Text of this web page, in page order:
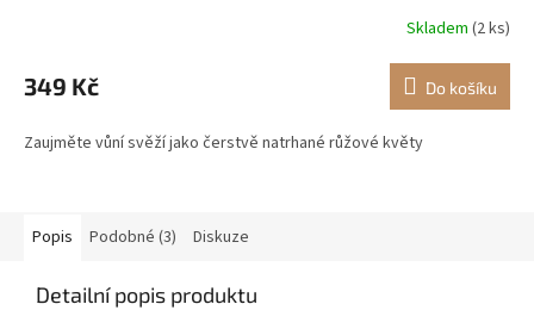
Skladem (2 ks)
349 Kč Do košíku
Zaujměte vůní svěží jako čerstvě natrhané růžové květy
Popis Podobné (3) Diskuze
Detailní popis produktu